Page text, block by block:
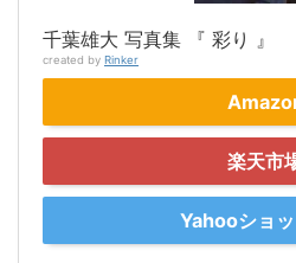
千葉雄大 写真集 『 彩り 』
created by Rinker
楽天市
Yahooショ